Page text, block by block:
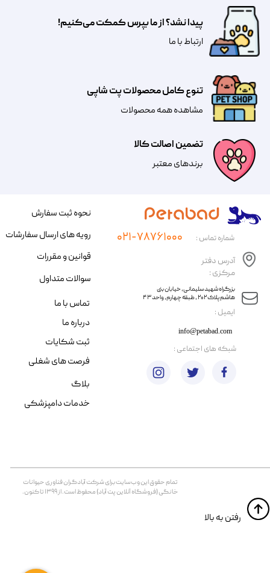
تضمین اصالت کالا
​​برندهای معتبر​​​​​​​
تنوع کامل محصولات پت شاپی
مشاهده همه محصولات
پیدا نشد؟ از ما بپرس کمکت می‌کنیم!
​​​ارتباط با ما
​ایمیل :
آدرس دفتر
مرکزی :
info@petabad.com
​​بزرگراه شهید سلیمانی، خیابان بنی
هاشم پلاک ۲۰۲ ، طبقه چهارم، واحد ۴۳
شماره تماس : ۰۲۱-۷۸۷۶۱۰۰۰
تمام حقوق اين وب‌سايت برای شرکت آبادگران فناوری حیوانات
خانگی (فروشگاه آنلاین پت آباد) محفوظ است. از ۱۳۹۹ تا کنون.
​​رفتن به بالا
نحوه ثبت سفارش
رویه های ارسال سفارشات
قوانین و مقررات
سوالات متداول
تماس با ما
درباره ما
ثبت شکایات
فرصت های شغلی
​شبکه های اجتماعی :
بلاگ
خدمات دامپزشکی